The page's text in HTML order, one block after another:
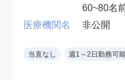
60~80名
１診制
鏡処方）
医療機関名 非公開
当直なし 週1～2日勤務可